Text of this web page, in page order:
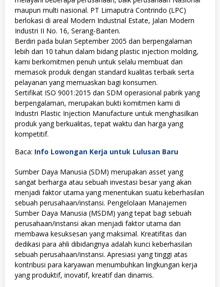
maupun multi nasional. PT Limaputra Contrindo (LPC)
berlokasi di areal Modern Industrial Estate, Jalan Modern
Industri II No. 16, Serang-Banten.
Berdiri pada bulan September 2005 dan berpengalaman
lebih dari 10 tahun dalam bidang plastic injection molding,
kami berkomitmen penuh untuk selalu membuat dan
memasok produk dengan standard kualitas terbaik serta
pelayanan yang memuaskan bagi konsumen.
Sertifikat ISO 9001:2015 dan SDM operasional pabrik yang
berpengalaman, merupakan bukti komitmen kami di
Industri Plastic Injection Manufacture untuk menghasilkan
produk yang berkualitas, tepat waktu dan harga yang
kompetitif.
Baca: Info Lowongan Kerja untuk Lulusan Baru
Sumber Daya Manusia (SDM) merupakan asset yang
sangat berharga atau sebuah investasi besar yang akan
menjadi faktor utama yang menentukan suatu keberhasilan
sebuah perusahaan/instansi. Pengelolaan Manajemen
Sumber Daya Manusia (MSDM) yang tepat bagi sebuah
perusahaan/instansi akan menjadi faktor utama dan
membawa kesuksesan yang maksimal. Kreatifitas dan
dedikasi para ahli dibidangnya adalah kunci keberhasilan
sebuah perusahaan/instansi. Apresiasi yang tinggi atas
kontribusi para karyawan menumbuhkan lingkungan kerja
yang produktif, inovatif, kreatif dan dinamis.